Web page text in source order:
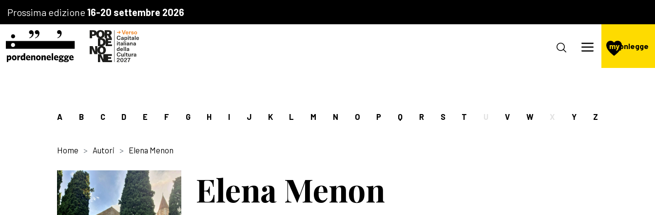
Prossima edizione16-20 settembre 2026
mypnlegge
A B C D E F G H I J K L M N O P Q R S T U V W X Y Z
Home Autori Elena Menon
Elena Menon